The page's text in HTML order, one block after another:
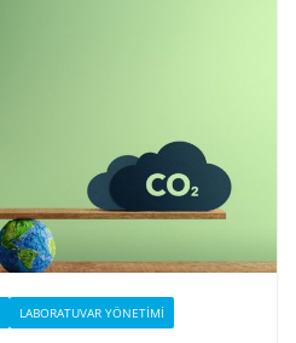
LABORATUVAR YÖNETIMI